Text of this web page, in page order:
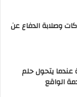
وصلابة الدفاع عن
عندما يتحول حلم
الواقع